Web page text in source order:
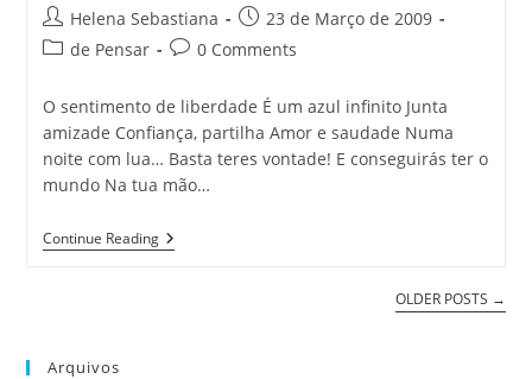
Post
author:
Helena Sebastiana
Post
published:
23 de Março de 2009
Postde Pensar
Post0 Comments
O sentimento de liberdade É um azul infinito Junta
amizade Confiança, partilha Amor e saudade Numa
noite com lua… Basta teres vontade! E conseguirás ter o
mundo Na tua mão…
Continue ReadingLiberdade
OLDER POSTS →
Arquivos